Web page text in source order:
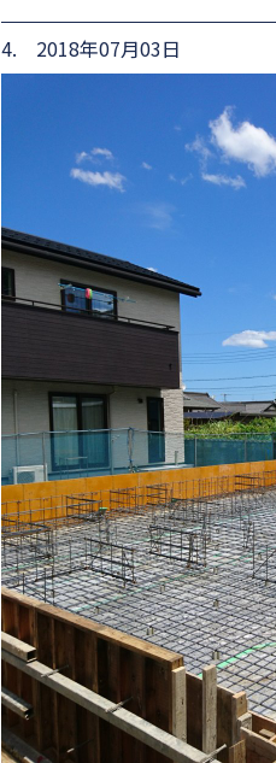
4. 2018年07月03日